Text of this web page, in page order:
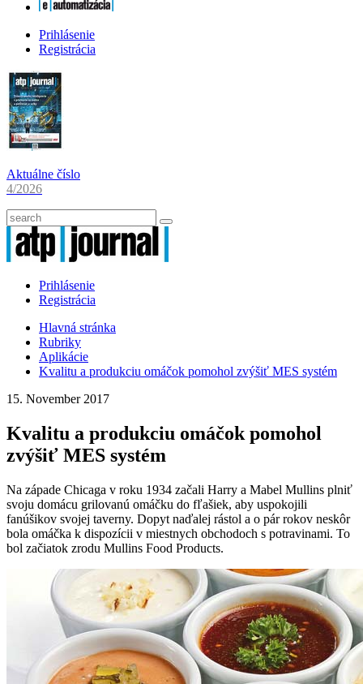
Prihlásenie
Registrácia
Aktuálne číslo
4/2026
Prihlásenie
Registrácia
Hlavná stránka
Rubriky
Aplikácie
Kvalitu a produkciu omáčok pomohol zvýšiť MES systém
15. November 2017
Kvalitu a produkciu omáčok pomohol
zvýšiť MES systém
Na západe Chicaga v roku 1934 začali Harry a Mabel Mullins plniť
svoju domácu grilovanú omáčku do fľašiek, aby uspokojili
fanúšikov svojej taverny. Dopyt naďalej rástol a o pár rokov neskôr
bola omáčka k dispozícii v miestnych obchodoch s potravinami. To
bol začiatok zrodu Mullins Food Products.